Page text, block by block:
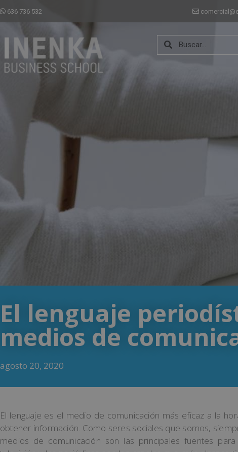
636 736 532
El lenguaje
medios de
agosto 20, 2020
El lenguaje es el medio de comunicación más eficaz a la
obtener información. Como seres sociales que somos,
medios de comunicación son las principales fuentes